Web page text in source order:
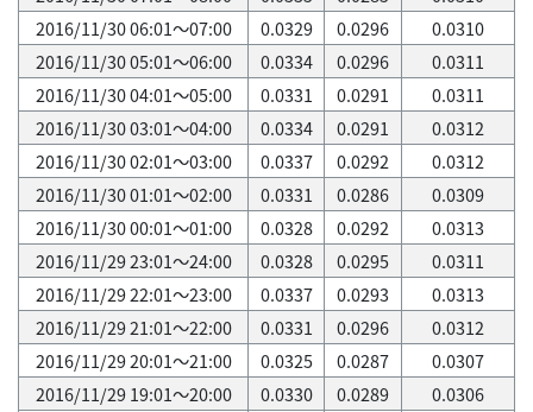
2016/11/30 06:01～07:00
0.0329 0.0296
0.0310
2016/11/30 05:01～06:00
0.0334 0.0296
0.0311
2016/11/30 04:01～05:00
0.0331 0.0291
0.0311
2016/11/30 03:01～04:00
0.0334 0.0291
0.0312
2016/11/30 02:01～03:00
0.0337 0.0292
0.0312
2016/11/30 01:01～02:00
0.0331 0.0286
0.0309
2016/11/30 00:01～01:00
0.0328 0.0292
0.0313
2016/11/29 23:01～24:00
0.0328 0.0295
0.0311
2016/11/29 22:01～23:00
0.0337 0.0293
0.0313
2016/11/29 21:01～22:00
0.0331 0.0296
0.0312
2016/11/29 20:01～21:00
0.0325 0.0287
0.0307
2016/11/29 19:01～20:00
0.0330 0.0289
0.0306